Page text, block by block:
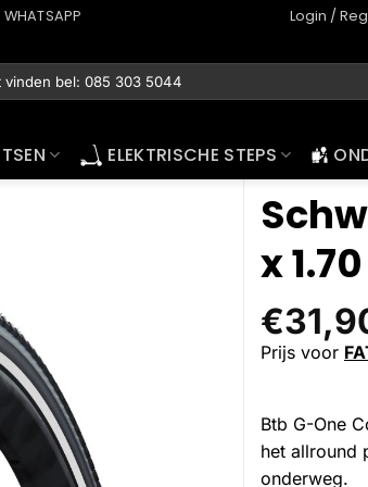
WHATSAPP Login /
ELEKTRISCHE STEPS
x
€
Prijs voor
Btb G-One
het allround
onderweg.